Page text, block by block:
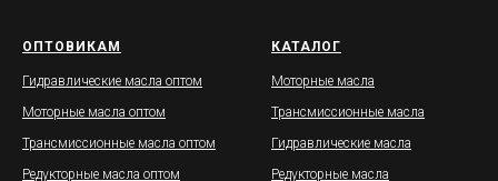
ОПТОВИКАМ
Гидравлические масла оптом
Моторные масла оптом
Трансмиссионные масла оптом
Редукторные масла оптом
КАТАЛОГ
Моторные масла
Трансмиссионные масла
Гидравлические масла
Редукторные масла